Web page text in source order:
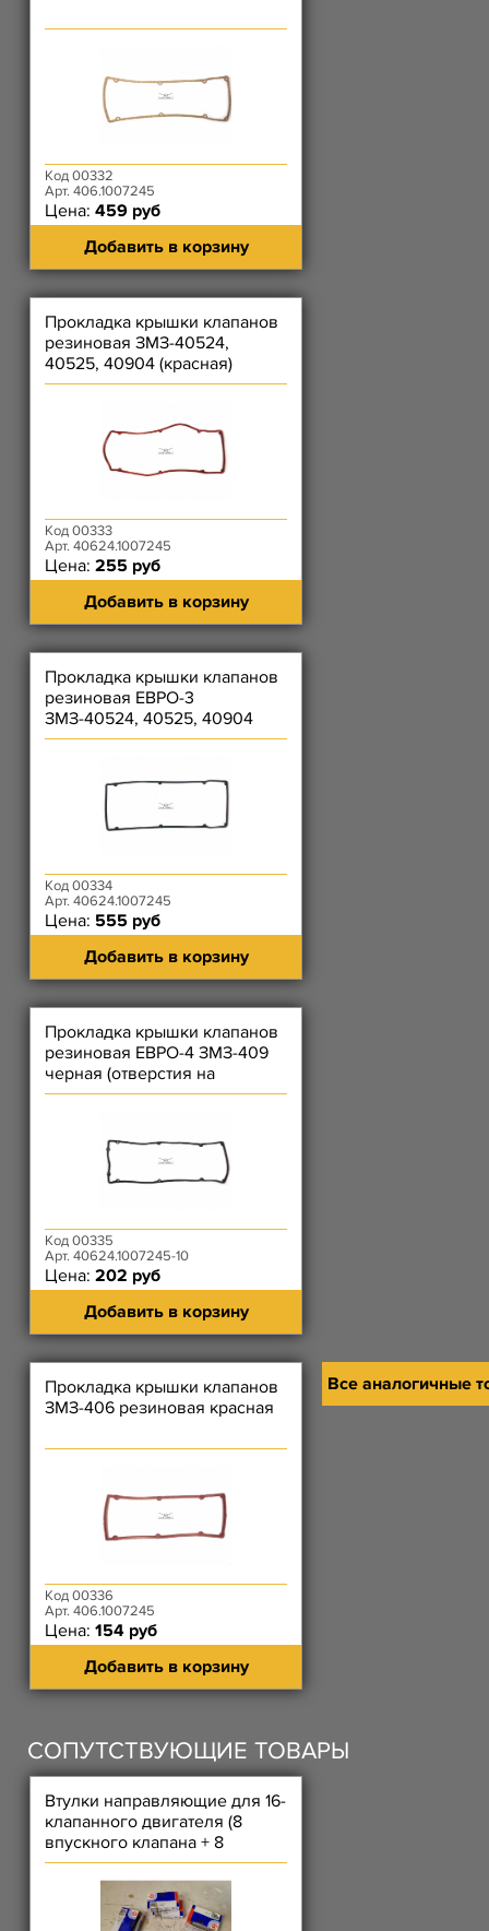
Код 00332
Арт. 406.1007245
Цена: 459 руб
Добавить в корзину
Прокладка крышки клапанов
резиновая ЗМЗ-40524,
40525, 40904 (красная)
Код 00333
Арт. 40624.1007245
Цена: 255 руб
Добавить в корзину
Прокладка крышки клапанов
резиновая ЕВРО-3
ЗМЗ-40524, 40525, 40904
(чёрная)
Код 00334
Арт. 40624.1007245
Цена: 555 руб
Добавить в корзину
Прокладка крышки клапанов
резиновая ЕВРО-4 ЗМЗ-409
черная (отверстия на
короткой стороне)
Код 00335
Арт. 40624.1007245-10
Цена: 202 руб
Добавить в корзину
Прокладка крышки клапанов
ЗМЗ-406 резиновая красная
Код 00336
Арт. 406.1007245
Цена: 154 руб
Добавить в корзину
Все аналогичные
СОПУТСТВУЮЩИЕ ТОВАРЫ
Втулки направляющие для 16-
клапанного двигателя (8
впускного клапана + 8
выпускного клапана) SM